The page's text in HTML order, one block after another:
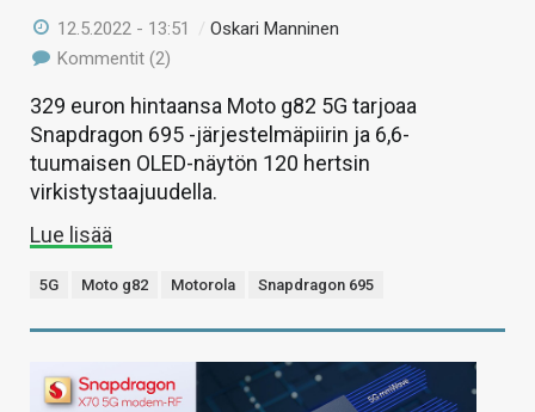
12.5.2022 - 13:51 /Oskari Manninen
Kommentit (2)
329 euron hintaansa Moto g82 5G tarjoaa
Snapdragon 695 -järjestelmäpiirin ja 6,6-
tuumaisen OLED-näytön 120 hertsin
virkistystaajuudella.
Lue lisää
5G Moto g82 Motorola Snapdragon 695